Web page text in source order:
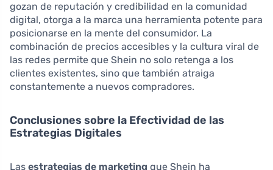
gozan de reputación y credibilidad en la comunidad
digital, otorga a la marca una herramienta potente para
posicionarse en la mente del consumidor. La
combinación de precios accesibles y la cultura viral de
las redes permite que Shein no solo retenga a los
clientes existentes, sino que también atraiga
constantemente a nuevos compradores.
Conclusiones sobre la Efectividad de las
Estrategias Digitales
Las estrategias de marketing que Shein ha